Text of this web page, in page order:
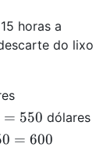
horas a
do lixo
= 550 dólares
= 600